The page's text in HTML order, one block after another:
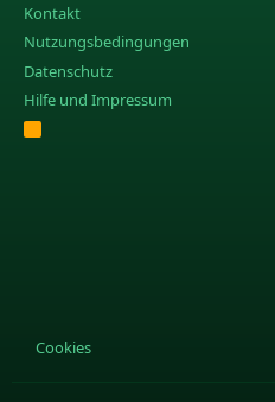
Kontakt
Nutzungsbedingungen
Datenschutz
Hilfe und Impressum
R
Cookies